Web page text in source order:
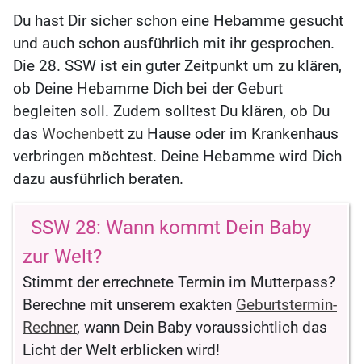
Du hast Dir sicher schon eine Hebamme gesucht
und auch schon ausführlich mit ihr gesprochen.
Die 28. SSW ist ein guter Zeitpunkt um zu klären,
ob Deine Hebamme Dich bei der Geburt
begleiten soll. Zudem solltest Du klären, ob Du
das Wochenbett zu Hause oder im Krankenhaus
verbringen möchtest. Deine Hebamme wird Dich
dazu ausführlich beraten.
SSW 28: Wann kommt Dein Baby
zur Welt?
Stimmt der errechnete Termin im Mutterpass?
Berechne mit unserem exakten Geburtstermin-
Rechner, wann Dein Baby voraussichtlich das
Licht der Welt erblicken wird!